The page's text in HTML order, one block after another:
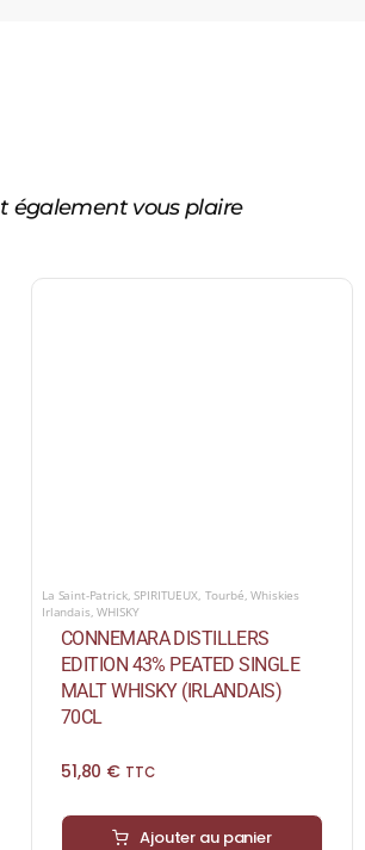
également vous plaire
La Saint-Patrick,SPIRITUEUX Tourbé ,Whiskies
Irlandais ,WHISKY
CONNEMARA DISTILLERS
EDITION 43% PEATED SINGLE
MALT WHISKY (IRLANDAIS)
70CL
51,80 € TTC
Ajouter au panier